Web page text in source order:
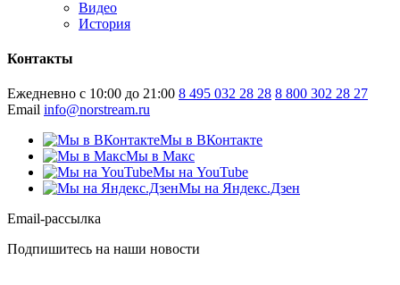
Видео
История
Контакты
Ежедневно с 10:00 до 21:00 8 495 032 28 28 8 800 302 28 27
Email info@norstream.ru
Мы в ВКонтакте
Мы в Макс
Мы на YouTube
Мы на Яндекс.Дзен
Email-рассылка
Подпишитесь на наши новости